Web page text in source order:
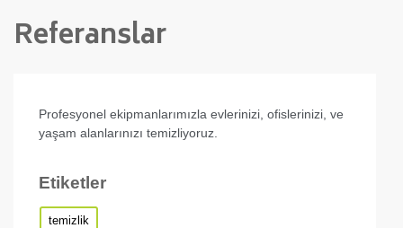
Referanslar
Profesyonel ekipmanlarımızla evlerinizi, ofislerinizi, ve
yaşam alanlarınızı temizliyoruz.
Etiketler
temizlik